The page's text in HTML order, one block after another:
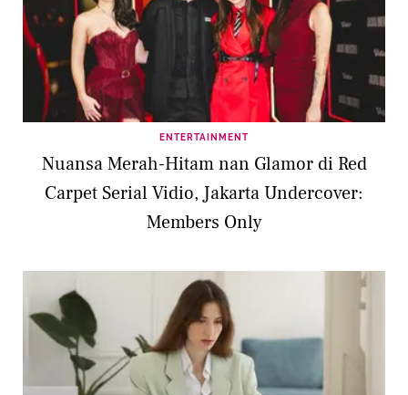
ENTERTAINMENT
Nuansa Merah-Hitam nan Glamor di Red
Carpet Serial Vidio, Jakarta Undercover:
Members Only